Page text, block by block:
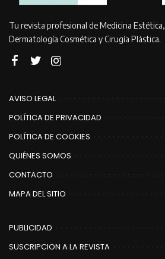
Tu revista profesional de Medicina Estética,
Dermatología Cosmética y Cirugía Plástica.
AVISO LEGAL
POLÍTICA DE PRIVACIDAD
POLÍTICA DE COOKIES
QUIÉNES SOMOS
CONTACTO
MAPA DEL SITIO
PUBLICIDAD
SUSCRIPCION A LA REVISTA